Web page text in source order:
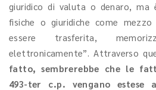
giuridico di valuta o denaro, ma
fisiche o giuridiche come
essere trasferita,
elettronicamente”. Attraverso
fatto, sembrerebbe che le
493-ter c.p. vengano estese